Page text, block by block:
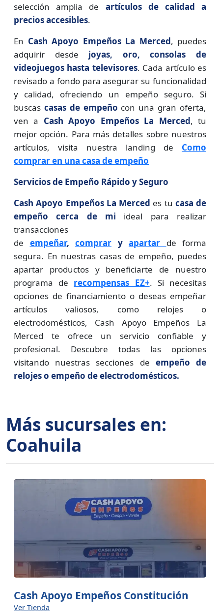
selección amplia de artículos de calidad a
precios accesibles.
En Cash Apoyo Empeños La Merced, puedes
adquirir desde joyas, oro, consolas de
videojuegos hasta televisores. Cada artículo es
revisado a fondo para asegurar su funcionalidad
y calidad, ofreciendo un empeño seguro. Si
buscas casas de empeño con una gran oferta,
ven a Cash Apoyo Empeños La Merced, tu
mejor opción. Para más detalles sobre nuestros
artículos, visita nuestra landing de Como
comprar en una casa de empeño
Servicios de Empeño Rápido y Seguro
Cash Apoyo Empeños La Merced es tu casa de
empeño cerca de mi ideal para realizar
transacciones
de empeñar, comprar y apartar
de forma
segura. En nuestras casas de empeño, puedes
apartar productos y beneficiarte de nuestro
programa de recompensas EZ+. Si necesitas
opciones de financiamiento o deseas empeñar
artículos valiosos, como relojes o
electrodomésticos, Cash Apoyo Empeños La
Merced te ofrece un servicio confiable y
profesional. Descubre todas las opciones
visitando nuestras secciones de empeño de
relojes o empeño de electrodomésticos.
Más sucursales en:
Coahuila
Cash Apoyo Empeños Constitución
Ver Tienda